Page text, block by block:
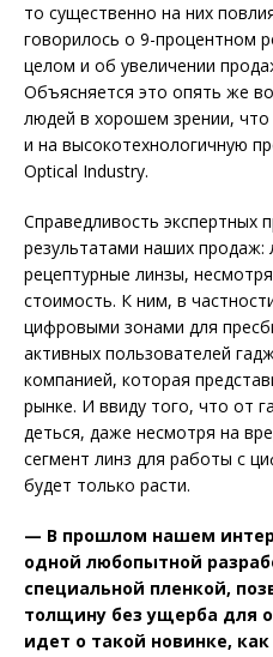
то существенно на них
говорилось о 9-процентном
целом и об увеличении
Объясняется это опять же
людей в хорошем зрении,
и на высокотехнологичную
Optical Industry.
Справедливость экспертных
результатами наших
рецептурные линзы,
стоимость. К ним, в
цифровыми зонами для
активных пользователей
компанией, которая
рынке. И ввиду того, что от
деться, даже несмотря на
сегмент линз для работы с
будет только расти.
— В прошлом нашем
одной любопытной
специальной пленкой,
толщину без ущерба для
идет о такой новинке,